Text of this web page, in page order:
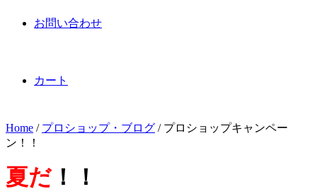
お問い合わせ
カート
Home / プロショップ・ブログ / プロショップキャンペー
ン！！
夏だ！！